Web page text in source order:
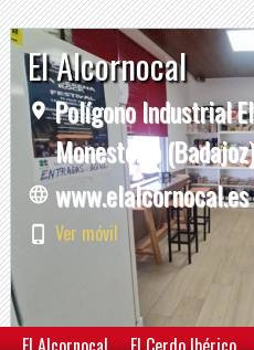
El Alcornocal
Polígono Industrial
Monesterio (Badajoz)
www.elalcornocal.es
Ver móvil